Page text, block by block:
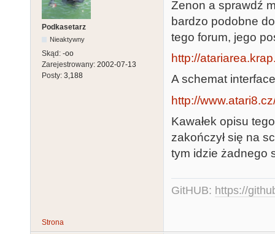
Podkasetarz
Nieaktywny
Skąd: -oo
Zarejestrowany: 2002-07-13
Posty: 3,188
Zenon a sprawdź
bardzo podobne
tego forum, jego
http://
A schemat
http://
Kawałek opisu
zakończył się na
tym idzie żadnego
GitHUB: https://
Strona